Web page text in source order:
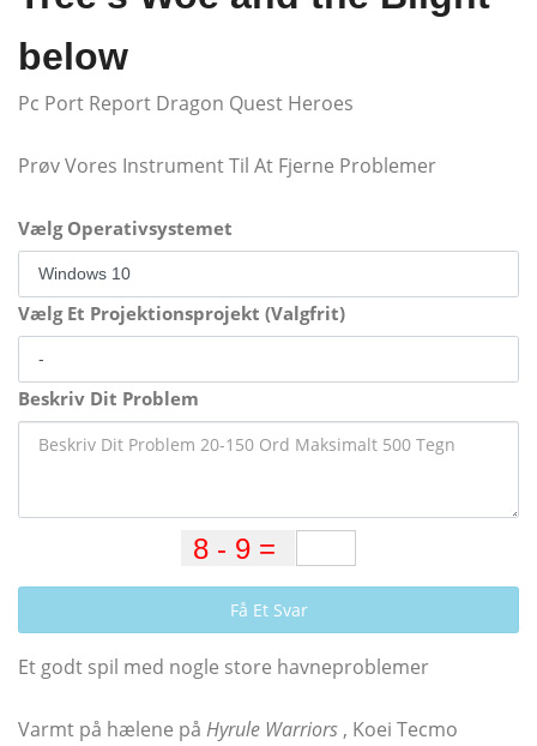
below
Pc Port Report Dragon Quest Heroes
Prøv Vores Instrument Til At Fjerne Problemer
Vælg Operativsystemet
Vælg Et Projektionsprojekt (Valgfrit)
Beskriv Dit Problem
Få Et Svar
Et godt spil med nogle store havneproblemer
Varmt på hælene på Hyrule Warriors , Koei Tecmo